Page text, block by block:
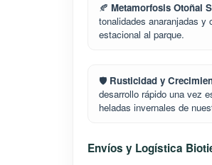
🍂 Metamorfosis Otoñal
tonalidades anaranjadas y
estacional al parque.
🛡️ Rusticidad y
desarrollo rápido una vez
heladas invernales de
Envíos y Logística